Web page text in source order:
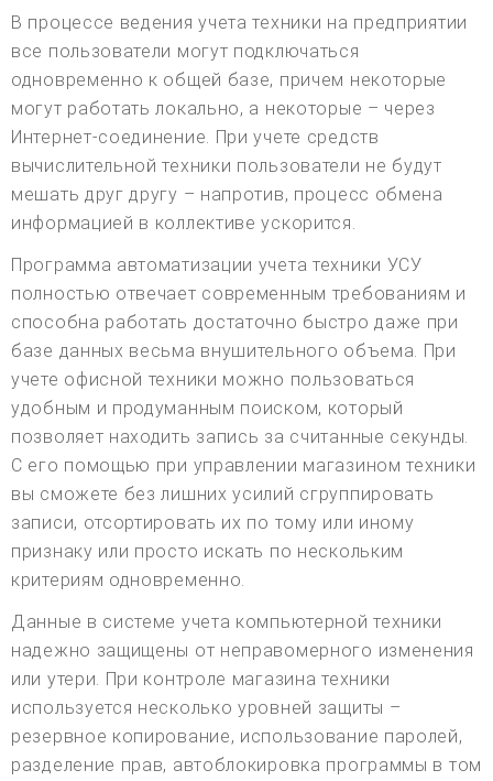
В процессе ведения учета техники на предприятии
все пользователи могут подключаться
одновременно к общей базе, причем некоторые
могут работать локально, а некоторые – через
Интернет-соединение. При учете средств
вычислительной техники пользователи не будут
мешать друг другу – напротив, процесс обмена
информацией в коллективе ускорится.
Программа автоматизации учета техники УСУ
полностью отвечает современным требованиям и
способна работать достаточно быстро даже при
базе данных весьма внушительного объема. При
учете офисной техники можно пользоваться
удобным и продуманным поиском, который
позволяет находить запись за считанные секунды.
С его помощью при управлении магазином техники
вы сможете без лишних усилий сгруппировать
записи, отсортировать их по тому или иному
признаку или просто искать по нескольким
критериям одновременно.
Данные в системе учета компьютерной техники
надежно защищены от неправомерного изменения
или утери. При контроле магазина техники
используется несколько уровней защиты –
резервное копирование, использование паролей,
разделение прав, автоблокировка программы в том